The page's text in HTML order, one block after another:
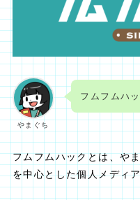
やまぐち
フムフムハ
フムフムハックとは、や
を中心とした個人メディ